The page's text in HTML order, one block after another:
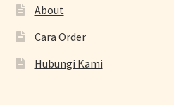
About
Cara Order
Hubungi Kami